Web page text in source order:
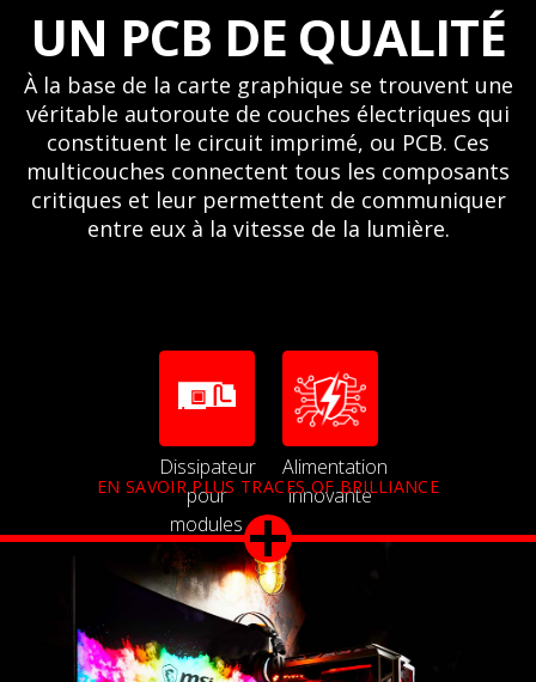
UN PCB DE QUALITÉ
À la base de la carte graphique se trouvent une
véritable autoroute de couches électriques qui
constituent le circuit imprimé, ou PCB. Ces
multicouches connectent tous les composants
critiques et leur permettent de communiquer
entre eux à la vitesse de la lumière.
Dissipateur
pour
modules
mémoire
Alimentation
innovante
EN SAVOIR PLUS TRACES OF BRILLIANCE